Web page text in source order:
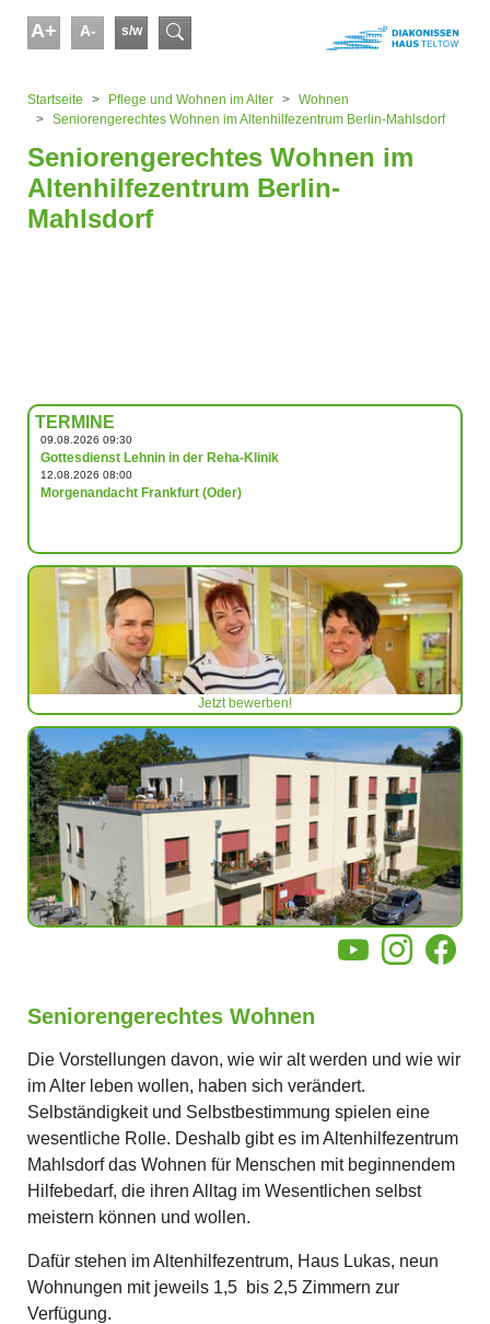
A+ A- s/w Suchformular
Startseite
Pflege und Wohnen im Alter
Wohnen
Seniorengerechtes Wohnen im Altenhilfezentrum Berlin-Mahlsdorf
Seniorengerechtes Wohnen im
Altenhilfezentrum Berlin-
Mahlsdorf
TERMINE
09.08.2026 09:30
Gottesdienst Lehnin in der Reha-Klinik
12.08.2026 08:00
Morgenandacht Frankfurt (Oder)
Jetzt bewerben!
YouTubeInstagram
Seniorengerechtes Wohnen
Die Vorstellungen davon, wie wir alt werden und wie wir
im Alter leben wollen, haben sich verändert.
Selbständigkeit und Selbstbestimmung spielen eine
wesentliche Rolle. Deshalb gibt es im Altenhilfezentrum
Mahlsdorf das Wohnen für Menschen mit beginnendem
Hilfebedarf, die ihren Alltag im Wesentlichen selbst
meistern können und wollen.
Dafür stehen im Altenhilfezentrum, Haus Lukas, neun
Wohnungen mit jeweils 1,5 bis 2,5 Zimmern zur
Verfügung.